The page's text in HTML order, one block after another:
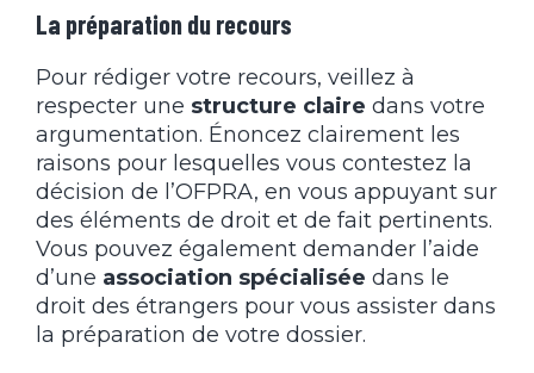
La préparation du recours
Pour rédiger votre recours, veillez à
respecter une structure claire dans votre
argumentation. Énoncez clairement les
raisons pour lesquelles vous contestez la
décision de l’OFPRA, en vous appuyant sur
des éléments de droit et de fait pertinents.
Vous pouvez également demander l’aide
d’une association spécialisée dans le
droit des étrangers pour vous assister dans
la préparation de votre dossier.